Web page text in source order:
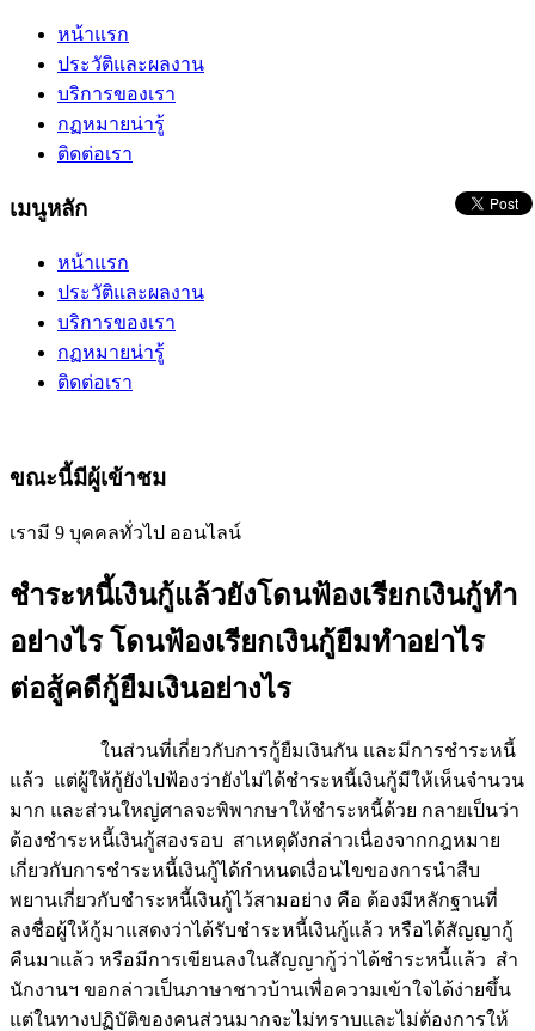
หน้าแรก
ประวัติและผลงาน
บริการของเรา
กฏหมายน่ารู้
ติดต่อเรา
เมนูหลัก
หน้าแรก
ประวัติและผลงาน
บริการของเรา
กฏหมายน่ารู้
ติดต่อเรา
ขณะนี้มีผู้เข้าชม
เรามี 9 บุคคลทั่วไป ออนไลน์
ชำระหนี้เงินกู้แล้วยังโดนฟ้องเรียกเงินกู้ทำ
อย่างไร โดนฟ้องเรียกเงินกู้ยืมทำอย่าไร
ต่อสู้คดีกู้ยืมเงินอย่างไร
ในส่วนที่เกี่ยวกับการกู้ยืมเงินกัน และมีการชำระหนี้
แล้ว แต่ผู้ให้กู้ยังไปฟ้องว่ายังไม่ได้ชำระหนี้เงินกู้มีให้เห็นจำนวน
มาก และส่วนใหญ่ศาลจะพิพากษาให้ชำระหนี้ด้วย กลายเป็นว่า
ต้องชำระหนี้เงินกู้สองรอบ สาเหตุดังกล่าวเนื่องจากกฎหมาย
เกี่ยวกับการชำระหนี้เงินกู้ได้กำหนดเงื่อนไขของการนำสืบ
พยานเกี่ยวกับชำระหนี้เงินกู้ไว้สามอย่าง คือ ต้องมีหลักฐานที่
ลงชื่อผู้ให้กู้มาแสดงว่าได้รับชำระหนี้เงินกู้แล้ว หรือได้สัญญากู้
คืนมาแล้ว หรือมีการเขียนลงในสัญญากู้ว่าได้ชำระหนี้แล้ว สำ
นักงานฯ ขอกล่าวเป็นภาษาชาวบ้านเพื่อความเข้าใจได้ง่ายขึ้น
แต่ในทางปฏิบัติของคนส่วนมากจะไม่ทราบและไม่ต้องการให้